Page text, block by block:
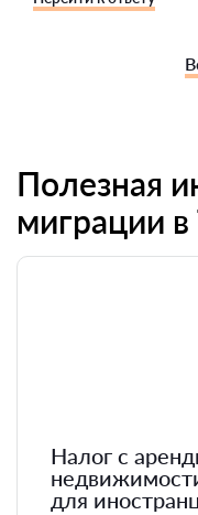
Полезная
миграции
Налог с
для